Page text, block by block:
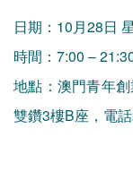
日期：10月28日
時間：7:00 –
地點：澳門青年
雙鑽3樓B座，電